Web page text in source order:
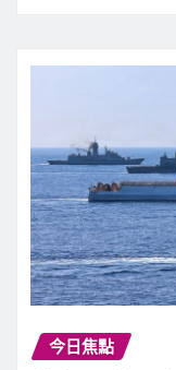
今日焦點